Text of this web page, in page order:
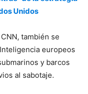
Unidos
también se
europeos
y barcos
al sabotaje.